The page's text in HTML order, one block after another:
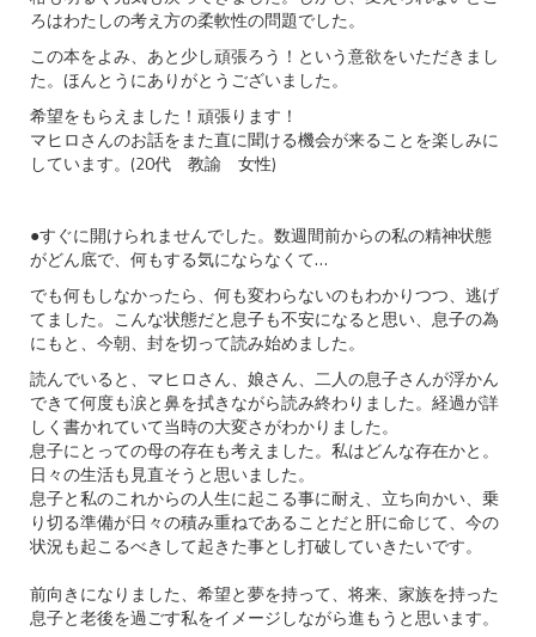
ろはわたしの考え方の柔軟性の問題でした。
この本をよみ、あと少し頑張ろう！という意欲をいただきまし
た。ほんとうにありがとうございました。
希望をもらえました！頑張ります！
マヒロさんのお話をまた直に聞ける機会が来ることを楽しみに
しています。(20代 教諭 女性)
●すぐに開けられませんでした。数週間前からの私の精神状態
がどん底で、何もする気にならなくて…
でも何もしなかったら、何も変わらないのもわかりつつ、 逃げ
てました。こんな状態だと息子も不安になると思い、息子の為
にもと、今朝、 封を切って読み始めました。
読んでいると、マヒロさん、娘さん、二人の息子さんが浮かん
できて何度も涙と鼻を拭きながら読み終わりました。経過が詳
しく書かれていて当時の大変さがわかりました。
息子にとっての母の存在も考えました。私はどんな存在かと。
日々の生活も見直そうと思いました。
息子と私のこれからの人生に起こる事に耐え、立ち向かい、 乗
り切る準備が日々の積み重ねであることだと肝に命じて、 今の
状況も起こるべきして起きた事とし打破していきたいです。
前向きになりました、希望と夢を持って、将来、 家族を持った
息子と老後を過ごす私をイメージしながら進もうと思います。